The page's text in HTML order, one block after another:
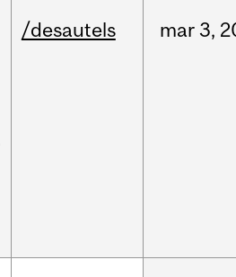
/desautels mar3,